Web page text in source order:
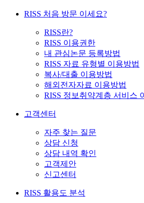
RISS 처음 방문 이세요?
RISS란?
RISS 이용권한
내 관심논문 등록방법
RISS 자료 유형별 이용방법
복사/대출 이용방법
해외전자자료 이용방법
RISS 정보취약계층 서비스
고객센터
자주 찾는 질문
상담 신청
상담 내역 확인
고객제안
신고센터
RISS 활용도 분석